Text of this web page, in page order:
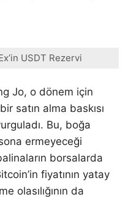
USDT Rezervi
Jo, o dönem için
satın alma baskısı
Bu, boğa
ermeyeceği
borsalarda
fiyatının yatay
olasılığının da